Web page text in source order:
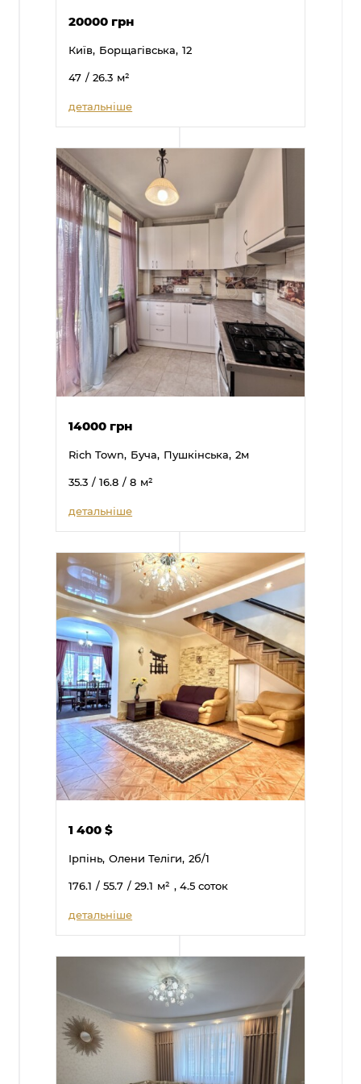
20000 грн
Київ, Борщагівська, 12
47 / 26.3 м²
детальніше
14000 грн
Rich Town, Буча, Пушкінська, 2м
35.3 / 16.8 / 8 м²
детальніше
1 400$
Ірпінь, Олени Теліги, 2б/1
176.1 / 55.7 / 29.1 м² , 4.5 соток
детальніше